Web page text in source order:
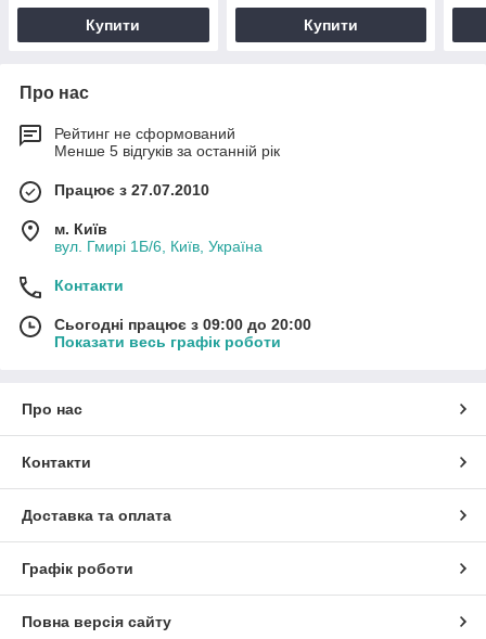
Купити Купити
Про нас
Рейтинг не сформований
Менше 5 відгуків за останній рік
Працює з 27.07.2010
м. Київ
вул. Гмирі 1Б/6, Київ, Україна
Контакти
Сьогодні працює з 09:00 до 20:00
Показати весь графік роботи
Про нас
Контакти
Доставка та оплата
Графік роботи
Повна версія сайту